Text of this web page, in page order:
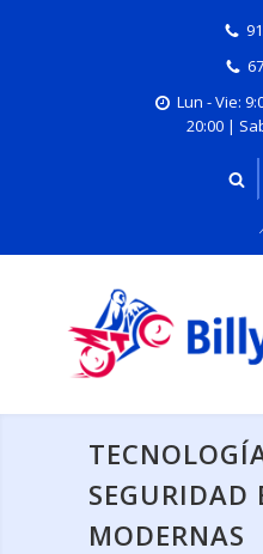
Lun - Vie:
20:00 |
SEGURIDAD
MODERNAS